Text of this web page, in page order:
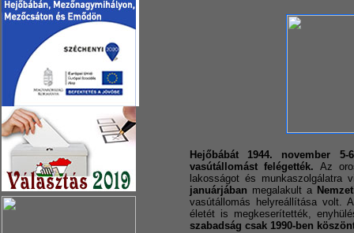
Hejőbábát 1944. november
vasútállomást felégették. Az
lakosságot és
januárjában megalakult a
vasútállomás helyreállítása volt.
életét is megkeserítették,
szabadság csak 1990-ben